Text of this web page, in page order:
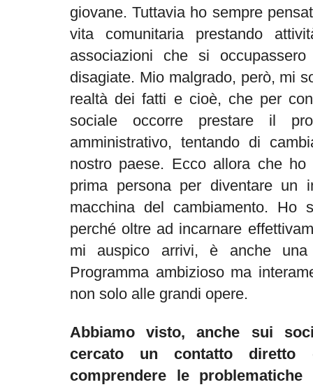
giovane. Tuttavia ho sempre
vita comunitaria prestando
associazioni che si
disagiate. Mio malgrado, però, mi
realtà dei fatti e cioè, che per
sociale occorre prestare il
amministrativo, tentando di
nostro paese. Ecco allora che
prima persona per diventare un
macchina del cambiamento. Ho
perché oltre ad incarnare
mi auspico arrivi, è anche
Programma ambizioso ma
non solo alle grandi opere.
Abbiamo visto, anche sui
cercato un contatto
comprendere le